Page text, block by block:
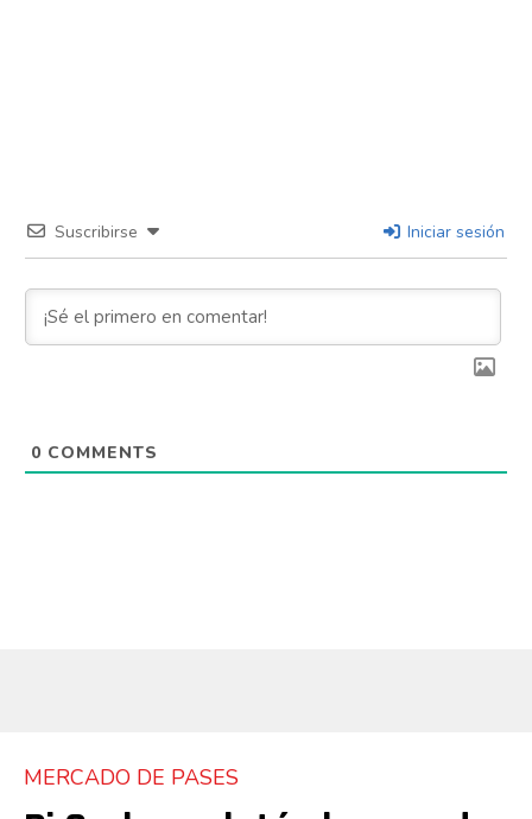
Suscribirse Iniciar sesión
0 COMMENTS
MERCADO DE PASES